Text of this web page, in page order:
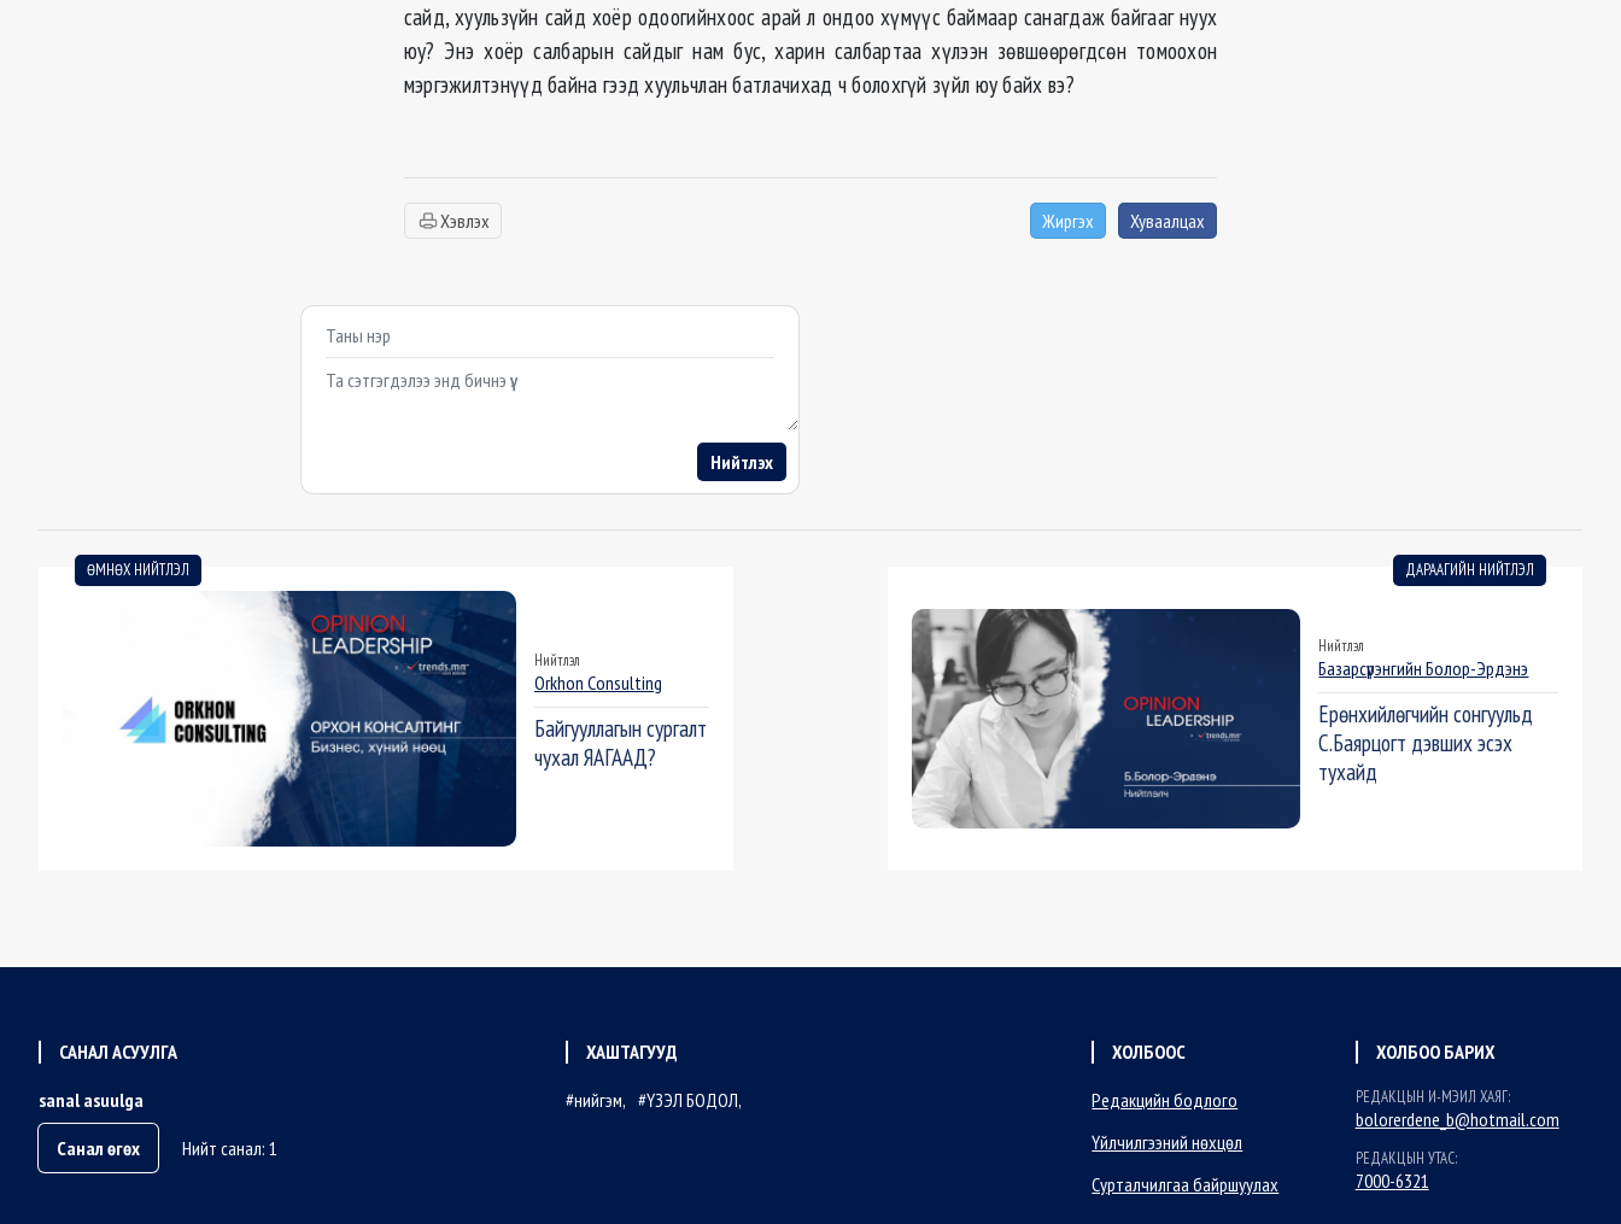
сайд, хуульзүйн сайд хоёр одоогийнхоос арай л ондоо хүмүүс баймаар санагдаж байгааг нуух
юу? Энэ хоёр салбарын сайдыг нам бус, харин салбартаа хүлээн зөвшөөрөгдсөн томоохон
мэргэжилтэнүүд байна гээд хуульчлан батлачихад ч болохгүй зүйл юу байх вэ?
Хэвлэх Жиргэх Хуваалцах
Сэтгэгдэл бичих
Example textarea
Нийтлэх
ӨМНӨХ НИЙТЛЭЛ
Нийтлэл
Orkhon Consulting
Байгууллагын сургалт
чухал ЯАГААД?
ДАРААГИЙН НИЙТЛЭЛ
Нийтлэл
Базарсүрэнгийн Болор-Эрдэнэ
Ерөнхийлөгчийн сонгуульд
С.Баярцогт дэвших эсэх
тухайд
САНАЛ АСУУЛГА
sanal asuulga
Санал өгөх
Нийт санал: 1
ХАШТАГУУД
нийгэм
ҮЗЭЛ БОДОЛ
ХОЛБООС
Редакцийн бодлого
Үйлчилгээний нөхцөл
Сурталчилгаа байршуулах
ХОЛБОО БАРИХ
РЕДАКЦЫН И-МЭИЛ ХАЯГ:
bolorerdene_b@hotmail.com
РЕДАКЦЫН УТАС:
7000-6321